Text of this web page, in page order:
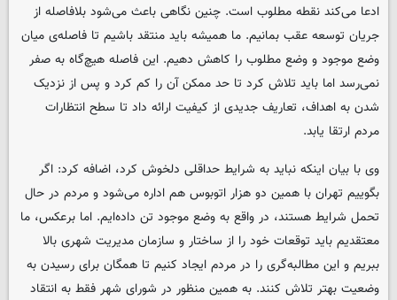
ادعا می‌کند نقطه مطلوب است. چنین نگاهی باعث می‌شود بلافاصله از
جریان توسعه عقب بمانیم. ما همیشه باید منتقد باشیم تا فاصله‌ی میان
وضع موجود و وضع مطلوب را کاهش دهیم. این فاصله هیچ‌گاه به صفر
نمی‌رسد اما باید تلاش کرد تا حد ممکن آن را کم کرد و پس از نزدیک
شدن به اهداف، تعاریف جدیدی از کیفیت ارائه داد تا سطح انتظارات
مردم ارتقا یابد.
وی با بیان اینکه نباید به شرایط حداقلی دلخوش کرد، اضافه کرد: اگر
بگوییم تهران با همین دو هزار اتوبوس هم اداره می‌شود و مردم در حال
تحمل شرایط هستند، در واقع به وضع موجود تن داده‌ایم. اما برعکس، ما
معتقدیم باید توقعات خود را از ساختار و سازمان مدیریت شهری بالا
ببریم و این مطالبه‌گری را در مردم ایجاد کنیم تا همگان برای رسیدن به
وضعیت بهتر تلاش کنند. به همین منظور در شورای شهر فقط به انتقاد